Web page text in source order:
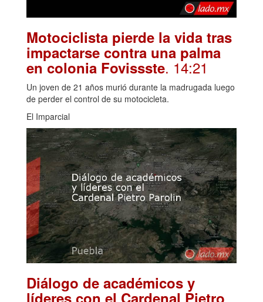
Motociclista pierde la vida tras
impactarse contra una palma
en colonia Fovissste. 14:21
Un joven de 21 años murió durante la madrugada luego
de perder el control de su motocicleta.
El Imparcial
Diálogo de académicos y
líderes con el Cardenal Pietro